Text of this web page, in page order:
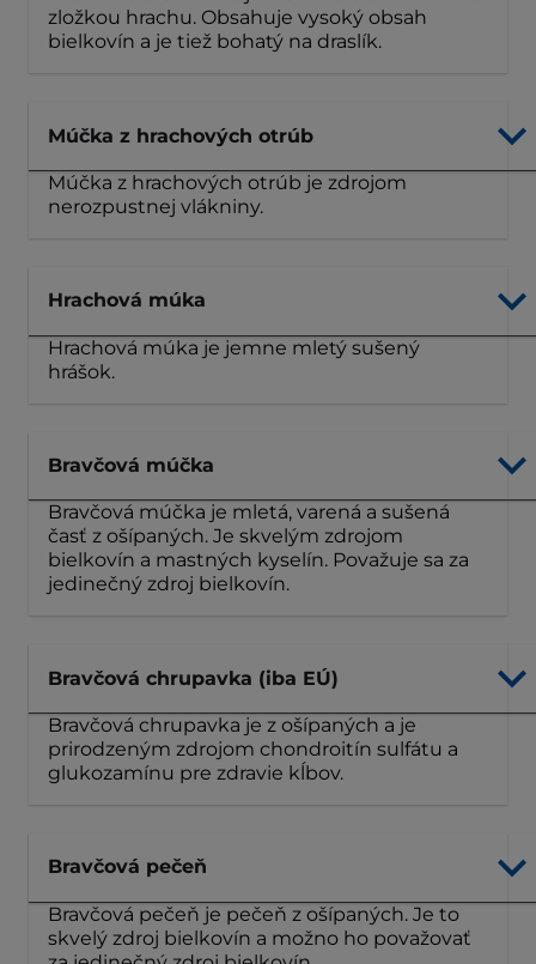
zložkou hrachu. Obsahuje vysoký obsah
bielkovín a je tiež bohatý na draslík.
Múčka z hrachových otrúb
Múčka z hrachových otrúb je zdrojom
nerozpustnej vlákniny.
Hrachová múka
Hrachová múka je jemne mletý sušený
hrášok.
Bravčová múčka
Bravčová múčka je mletá, varená a sušená
časť z ošípaných. Je skvelým zdrojom
bielkovín a mastných kyselín. Považuje sa za
jedinečný zdroj bielkovín.
Bravčová chrupavka (iba EÚ)
Bravčová chrupavka je z ošípaných a je
prirodzeným zdrojom chondroitín sulfátu a
glukozamínu pre zdravie kĺbov.
Bravčová pečeň
Bravčová pečeň je pečeň z ošípaných. Je to
skvelý zdroj bielkovín a možno ho považovať